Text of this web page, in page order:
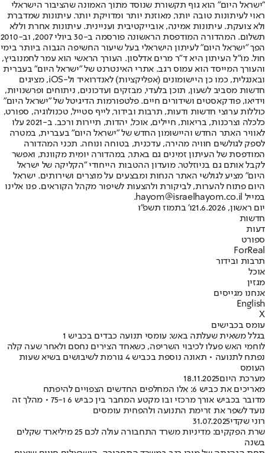
"ישראל היום" הוא גוף תקשורת שנוסד מתוך האמונה שהציבור הישראלי
ראוי לעיתונות טובה יותר, מאוזנת יותר ומדויקת יותר. עיתונות שמדברת
ולא צועקת. עיתונות אמינה, אובייקטיבית ועניינית. עיתונות אחרת וללא
תשלום. המהדורה המודפסת הראשונה פורסמה ב-30 ביולי 2007, וב-2010
הפך "ישראל היום" לעיתון הישראלי בעל שיעור החשיפה הגבוה ביותר בימי
חול. מו"ל העיתון היא ד"ר מרים אדלסון. העורך הראשי הוא עמר לחמנוביץ,
והעורך המייסד הוא עמוס רגב. אתרי האינטרנט של "ישראל היום" בעברית
ובאנגלית, כמו כן היישומונים (אפליקציות) לאנדרואיד ול-iOS, מציגים
חדשות מסביב לשעון, תוכן בלעדי, מבזקים ועדכונים, ניתוחים ופרשנויות,
וידיאו, פודקאסטים ושידורים חיים. פלטפורמות הדיגיטל של "ישראל היום"
כוללות ערוצי חדשות ודעות, תרבות ובידור, לייף סטייל, טכנולוגיה, ספורט,
כלכלה וצרכנות, בריאות, חיילים, אוכל, יהדות, תיירות ורכב. ב-2021 עלו
לאוויר האתר החדש והיישומון החדש של "ישראל היום" בעברית, במטרה
לספק לגולשים חוויה מהירה, עדכנית, בטוחה ונוחה. תכני המהדורה
המודפסת של העיתון זמינים גם באתר, במהדורה יומית מקוונת, ואפשר
לקבל אותם גם בניוזלטר. מועדון ההטבות הייחודי "הקליקה של ישראל
היום" מציע לגולשי האתר הנחות ומבצעים על מוצרים ושירותים. ישראל
היום פתוח להערות, לביקורת ולהצעות לשיפור מקהל הקוראים. פנו אלינו
במייל hayom@israelhayom.co.il.
יום ראשון, 21.6.2026
ו' בתמוז תשפ"ו
חדשות
דעות
ספורט
ForReal
תרבות ובידור
אוכל
מגזין
אנחנו מגייסים
English
X
עומס בכבישים
בגלל משאית שעלתה באש: עומסי תנועה כבדים בכביש 1
לוחמי האש פעלו לכיבוי השריפה, כשאחד הצירים נחסם ולאחר שעה קלה
נפתח לתנועה • תאונה נוספת בכביש 4 גורמת לשיבושים בשיא שעות
העומס
מערכת היום18.11.2025
מאריכים את כביש 6: אלו המחלפים החדשים הצפויים להיפתח
מדובר בכביש אורך מרכזי ובו מקטע המחבר בין כביש 6 ו-75 • מהלך זה
נועד לשפר את זרימת התנועה ולהפחית עומסים
רוני שקדי31.07.2025
שרת הפקקים: מדיניות משרד התחבורה עולה לכם 25 מיליארד שקלים
בשנה